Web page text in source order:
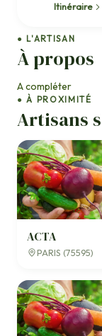
● L'ARTISAN
À propos
A compléter
● À PROXIMITÉ
Artisans
ACTA
PARIS (75595)
Itinéraire